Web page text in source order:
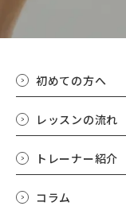
初めての方へ
レッスンの流れ
トレーナー紹介
コラム